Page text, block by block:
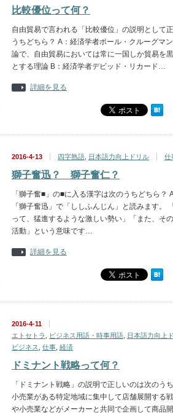
比較優位って何？
自由貿易で言われる「比較優位」の説明として
うちどちら？ A：経済学者ポール・クルーグマ
論で、自由貿易においては常に一国しか貿易を
とする理論 B：経済学者デビッド・リカード…
詳細を見る
2016-4-13 四字熟語 日本語力向上ドリル 仕
獅子奮迅？ 獅子奮仁？
「獅子奮■」の■に入る漢字は次のうちどちら？
「獅子奮迅」で「ししふんじん」と読みます。
って、猛進するような激しい勢い」「また、そ
活動」という意味です…
詳細を見る
2016-4-11
エトセトラ
ビジネス用語・時事用語 日本語力向上
ビジネス
仕事 経済
ドミナント戦略って何？
「ドミナント戦略」の説明で正しいのは次のう
小売業がある特定地域に集中して店舗展開する
や小売業などがメーカーと共同で企画して商品